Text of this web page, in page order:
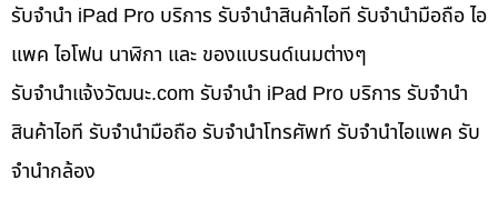
รับจำนำ iPad Pro บริการ รับจำนำสินค้าไอที รับจำนำมือถือ ไอ
แพค ไอโฟน นาฬิกา และ ของแบรนด์เนมต่างๆ
รับจํานําแจ้งวัฒนะ.com รับจำนำ iPad Pro บริการ รับจำนำ
สินค้าไอที รับจำนำมือถือ รับจำนำโทรศัพท์ รับจำนำไอแพค รับ
จำนำกล้อง